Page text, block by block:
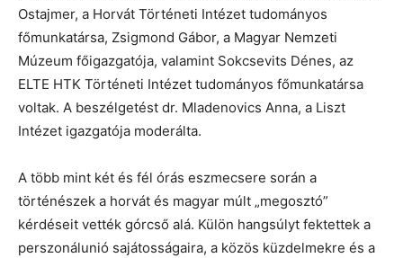
Ostajmer, a Horvát Történeti Intézet tudományos
főmunkatársa, Zsigmond Gábor, a Magyar Nemzeti
Múzeum főigazgatója, valamint Sokcsevits Dénes, az
ELTE HTK Történeti Intézet tudományos főmunkatársa
voltak. A beszélgetést dr. Mladenovics Anna, a Liszt
Intézet igazgatója moderálta.
A több mint két és fél órás eszmecsere során a
történészek a horvát és magyar múlt „megosztó”
kérdéseit vették górcső alá. Külön hangsúlyt fektettek a
perszonálunió sajátosságaira, a közös küzdelmekre és a